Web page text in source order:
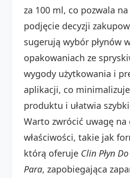
za 100 ml, co pozwala
podjęcie decyzji
sugerują wybór płynów
opakowaniach ze
wygody użytkowania i
aplikacji, co
produktu i ułatwia
Warto zwrócić uwagę
właściwości, takie jak
którą oferuje Clin Płyn
Para, zapobiegająca